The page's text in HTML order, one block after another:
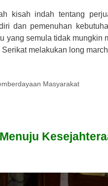
kisah indah tentang
dan pemenuhan
yang semula tidak
melakukan long
Masyarakat